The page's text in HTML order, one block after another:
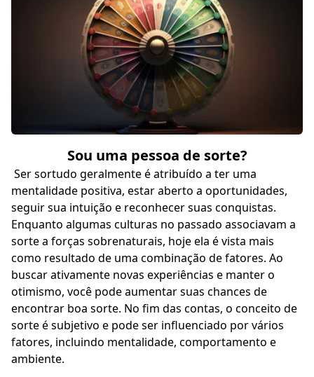
Sou uma pessoa de sorte?
Ser sortudo geralmente é atribuído a ter uma
mentalidade positiva, estar aberto a oportunidades,
seguir sua intuição e reconhecer suas conquistas.
Enquanto algumas culturas no passado associavam a
sorte a forças sobrenaturais, hoje ela é vista mais
como resultado de uma combinação de fatores. Ao
buscar ativamente novas experiências e manter o
otimismo, você pode aumentar suas chances de
encontrar boa sorte. No fim das contas, o conceito de
sorte é subjetivo e pode ser influenciado por vários
fatores, incluindo mentalidade, comportamento e
ambiente.